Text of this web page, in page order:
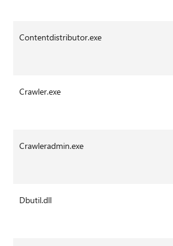
Contentdistributor.exe
Crawler.exe
Crawleradmin.exe
Dbutil.dll